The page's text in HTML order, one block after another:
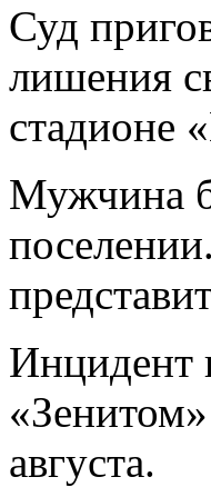
Суд
лишения
стадионе
Мужчина
Инцидент
августа.